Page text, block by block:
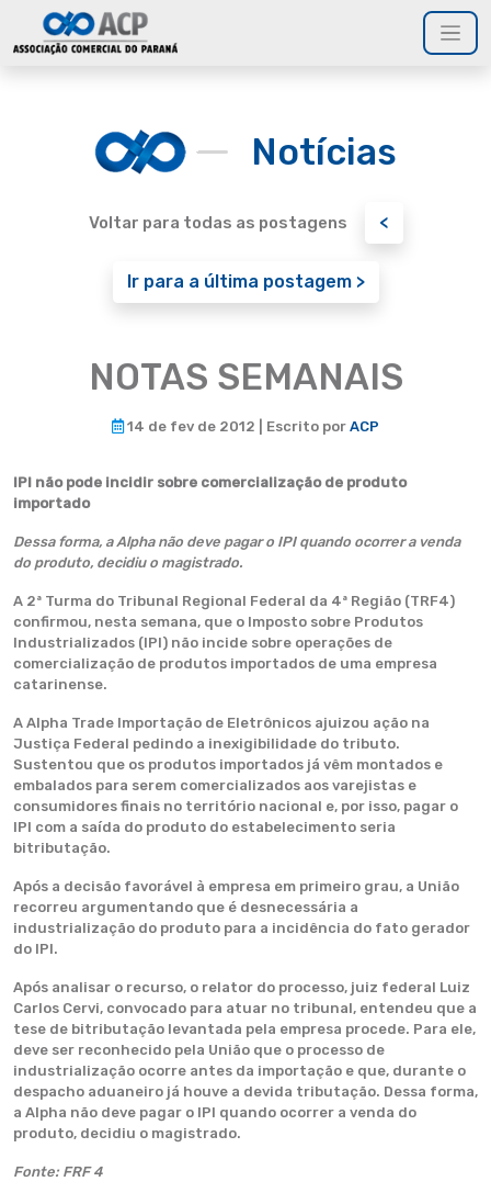
Notícias
Voltar para todas as postagens <
Ir para a última postagem >
NOTAS SEMANAIS
14 de fev de 2012 | Escrito por ACP
IPI não pode incidir sobre comercialização de produto
importado
Dessa forma, a Alpha não deve pagar o IPI quando ocorrer a venda
do produto, decidiu o magistrado.
A 2ª Turma do Tribunal Regional Federal da 4ª Região (TRF4)
confirmou, nesta semana, que o Imposto sobre Produtos
Industrializados (IPI) não incide sobre operações de
comercialização de produtos importados de uma empresa
catarinense.
A Alpha Trade Importação de Eletrônicos ajuizou ação na
Justiça Federal pedindo a inexigibilidade do tributo.
Sustentou que os produtos importados já vêm montados e
embalados para serem comercializados aos varejistas e
consumidores finais no território nacional e, por isso, pagar o
IPI com a saída do produto do estabelecimento seria
bitributação.
Após a decisão favorável à empresa em primeiro grau, a União
recorreu argumentando que é desnecessária a
industrialização do produto para a incidência do fato gerador
do IPI.
Após analisar o recurso, o relator do processo, juiz federal Luiz
Carlos Cervi, convocado para atuar no tribunal, entendeu que a
tese de bitributação levantada pela empresa procede. Para ele,
deve ser reconhecido pela União que o processo de
industrialização ocorre antes da importação e que, durante o
despacho aduaneiro já houve a devida tributação. Dessa forma,
a Alpha não deve pagar o IPI quando ocorrer a venda do
produto, decidiu o magistrado.
Fonte: FRF 4